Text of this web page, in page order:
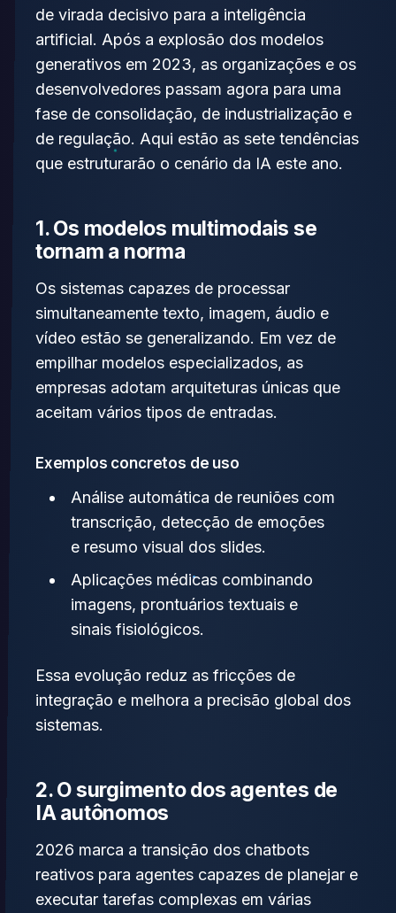
de virada decisivo para a inteligência
artificial. Após a explosão dos modelos
generativos em 2023, as organizações e os
desenvolvedores passam agora para uma
fase de consolidação, de industrialização e
de regulação. Aqui estão as sete tendências
que estruturarão o cenário da IA este ano.
1. Os modelos multimodais se
tornam a norma
Os sistemas capazes de processar
simultaneamente texto, imagem, áudio e
vídeo estão se generalizando. Em vez de
empilhar modelos especializados, as
empresas adotam arquiteturas únicas que
aceitam vários tipos de entradas.
Exemplos concretos de uso
Análise automática de reuniões com
transcrição, detecção de emoções
e resumo visual dos slides.
Aplicações médicas combinando
imagens, prontuários textuais e
sinais fisiológicos.
Essa evolução reduz as fricções de
integração e melhora a precisão global dos
sistemas.
2. O surgimento dos agentes de
IA autônomos
2026 marca a transição dos chatbots
reativos para agentes capazes de planejar e
executar tarefas complexas em várias